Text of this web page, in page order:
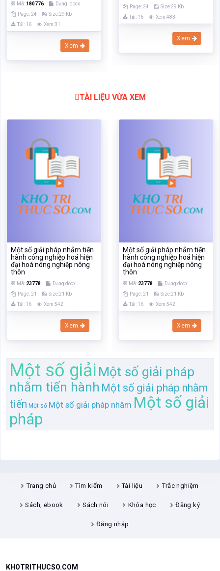
Mã: 180776
Dạng:.docx
Page: 24
Size:29 Kb
Tải: 16
Xem:31
Xem
Page: 24
Size:29 Kb
Tải: 16
Xem:483
Xem
TÀI LIỆU VỪA XEM
Một số giải pháp nhằm tiến
hành công nghiệp hoá hiện
đại hoá nông nghiệp nông
thôn
Mã: 23778
Dạng:docx
Page: 21
Size:21 Kb
Tải: 16
Xem:542
Xem
Một số giải pháp nhằm tiến
hành công nghiệp hoá hiện
đại hoá nông nghiệp nông
thôn
Mã: 23778
Dạng:docx
Page: 21
Size:21 Kb
Tải: 16
Xem:542
Xem
Một số giải Một số giải pháp
nhằm tiến hành Một số giải pháp nhằm
tiến Một số Một số giải pháp nhằm Một số giải
pháp
Trang chủ Tìm kiếm Tài liệu Trắc nghiệm
Sách, ebook Sách nói Khóa học Đăng ký
Đăng nhập
KHOTRITHUCSO.COM